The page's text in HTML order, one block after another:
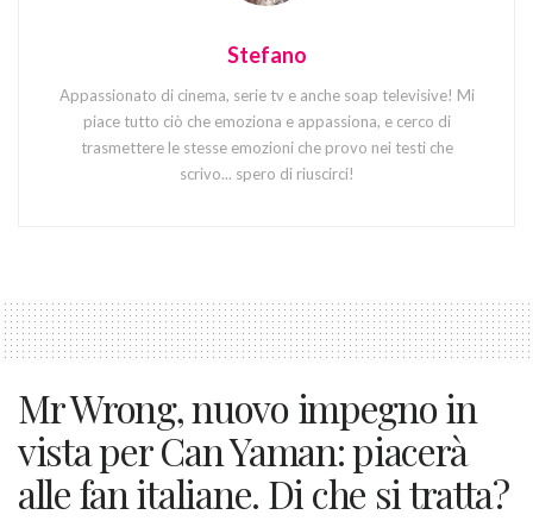
Stefano
Appassionato di cinema, serie tv e anche soap televisive! Mi
piace tutto ciò che emoziona e appassiona, e cerco di
trasmettere le stesse emozioni che provo nei testi che
scrivo... spero di riuscirci!
Mr Wrong, nuovo impegno in
vista per Can Yaman: piacerà
alle fan italiane. Di che si tratta?